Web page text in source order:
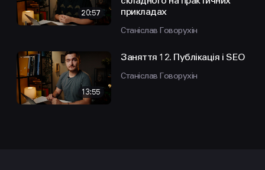
20:57
прикладах
Станіслав Говорухін
13:55
Заняття 12. Публікація і SEO
Станіслав Говорухін